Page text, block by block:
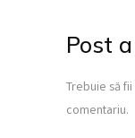
Post
Trebuie să fii
comentariu.